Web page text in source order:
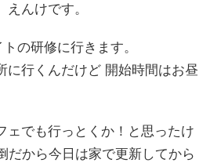
んけです。
の研修に行きます。
に行くんだけど 開始時間はお昼
ェでも行っとくか！と思ったけ
だから今日は家で更新してから